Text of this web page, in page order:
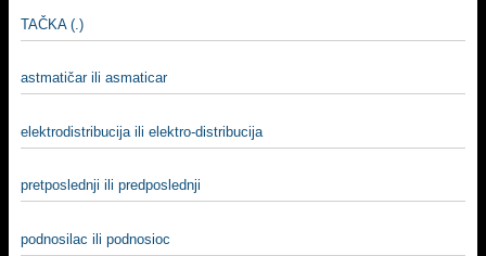
TAČKA (.)
astmatičar ili asmaticar
elektrodistribucija ili elektro-distribucija
pretposlednji ili predposlednji
podnosilac ili podnosioc